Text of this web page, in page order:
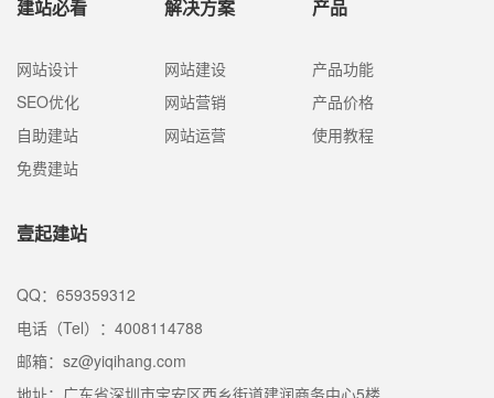
建站必看
网站设计
SEO优化
自助建站
免费建站
解决方案
网站建设
网站营销
网站运营
产品
产品功能
产品价格
使用教程
壹起建站
QQ：659359312
电话（Tel）：4008114788
邮箱：sz@yiqihang.com
地址：广东省深圳市宝安区西乡街道建润商务中心5楼